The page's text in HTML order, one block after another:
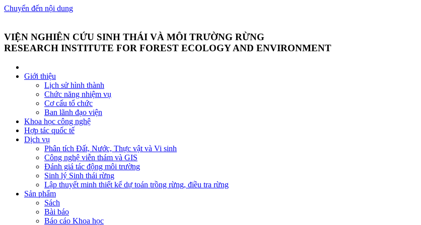
Chuyển đến nội dung
VIỆN NGHIÊN CỨU SINH THÁI VÀ MÔI TRƯỜNG RỪNG
RESEARCH INSTITUTE FOR FOREST ECOLOGY AND ENVIRONMENT
Giới thiệu
Lịch sử hình thành
Chức năng nhiệm vụ
Cơ cấu tổ chức
Ban lãnh đạo viện
Khoa học công nghệ
Hợp tác quốc tế
Dịch vụ
Phân tích Đất, Nước, Thực vật và Vi sinh
Công nghệ viễn thám và GIS
Đánh giá tác động môi trường
Sinh lý Sinh thái rừng
Lập thuyết minh thiết kế dự toán trồng rừng, điều tra rừng
Sản phẩm
Sách
Bài báo
Báo cáo Khoa học